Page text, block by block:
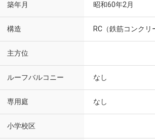
築年月 昭和60年2月
構造 RC（鉄筋コンクリ
主方位
ルーフバルコニー なし
専用庭 なし
小学校区